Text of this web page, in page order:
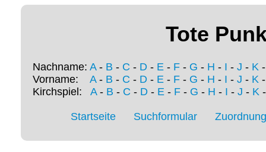
Tote
Nachname: A- B - C - D - E - F - G - H - I - J - K
Vorname: A- B - C - D - E - F - G - H - I - J - K
Kirchspiel: A- B - C - D- E- F- G - H - I - J - K
Startseite Suchformular